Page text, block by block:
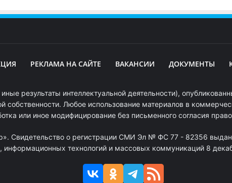
РЕКЛАМА НА САЙТЕ ВАКАНСИИ ДОКУМЕНТЫ
результаты интеллектуальной деятельности),
собственности. Любое использование материалов в
или иное модифицирование без письменного согласия
Свидетельство о регистрации СМИ Эл № ФС 77 - 82356
информационных технологий и массовых коммуникаций 8